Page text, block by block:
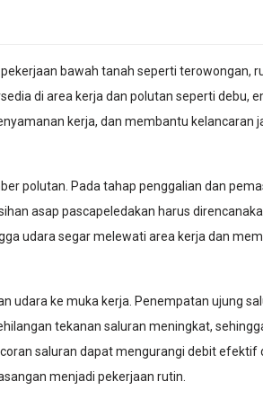
bawah tanah seperti terowongan,
di area kerja dan polutan seperti debu,
kerja, dan membantu kelancaran
polutan. Pada tahap penggalian dan
asap pascapeledakan harus
udara segar melewati area kerja dan
ke muka kerja. Penempatan ujung
tekanan saluran meningkat,
saluran dapat mengurangi debit
menjadi pekerjaan rutin.